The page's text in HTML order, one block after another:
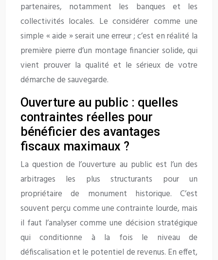
partenaires, notamment les banques et les
collectivités locales. Le considérer comme une
simple « aide » serait une erreur ; c’est en réalité la
première pierre d’un montage financier solide, qui
vient prouver la qualité et le sérieux de votre
démarche de sauvegarde.
Ouverture au public : quelles
contraintes réelles pour
bénéficier des avantages
fiscaux maximaux ?
La question de l’ouverture au public est l’un des
arbitrages les plus structurants pour un
propriétaire de monument historique. C’est
souvent perçu comme une contrainte lourde, mais
il faut l’analyser comme une décision stratégique
qui conditionne à la fois le niveau de
défiscalisation et le potentiel de revenus. En effet,